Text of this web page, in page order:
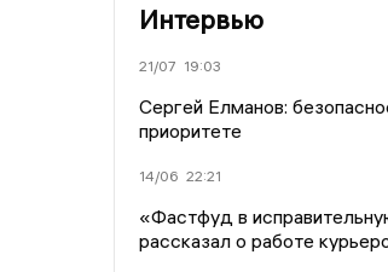
Интервью
21/07 19:03
Сергей Елманов:
приоритете
14/06 22:21
«Фастфуд в
рассказал о работе